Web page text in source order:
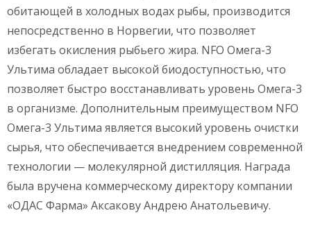
обитающей в холодных водах рыбы, производится
непосредственно в Норвегии, что позволяет
избегать окисления рыбьего жира. NFO Омега-3
Ультима обладает высокой биодоступностью, что
позволяет быстро восстанавливать уровень Омега-3
в организме. Дополнительным преимуществом NFO
Омега-3 Ультима является высокий уровень очистки
сырья, что обеспечивается внедрением современной
технологии — молекулярной дистилляция. Награда
была вручена коммерческому директору компании
«ОДАС Фарма» Аксакову Андрею Анатольевичу.